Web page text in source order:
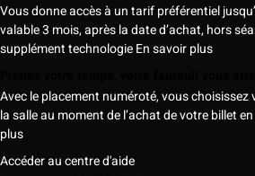
Vous donne accès à un tarif préférentiel
valable 3 mois, après la date d’achat, hors
supplément technologieEn savoir plus
Avec le placement numéroté, vous
la salle au moment de l’achat de votre billet
plus
Accéder au centre d'aide